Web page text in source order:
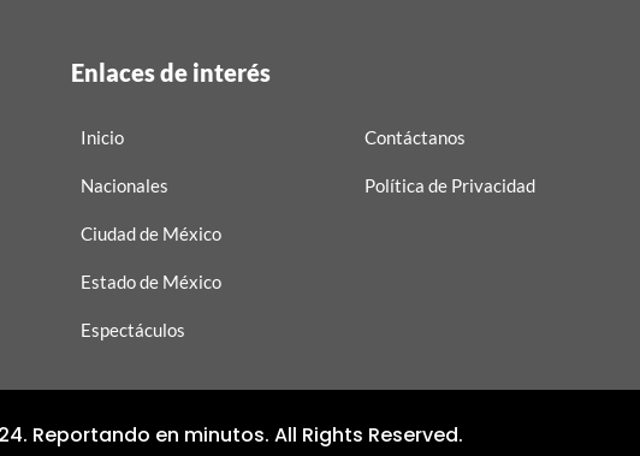
Enlaces de interés
Inicio
Nacionales
Ciudad de México
Estado de México
Espectáculos
Contáctanos
Política de Privacidad
Reportando en minutos. All Rights Reserved.